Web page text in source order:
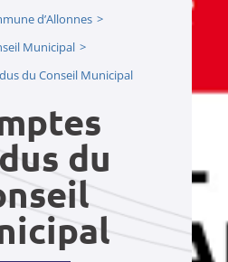
d’Allonnes
Municipal
du Conseil Municipal
du